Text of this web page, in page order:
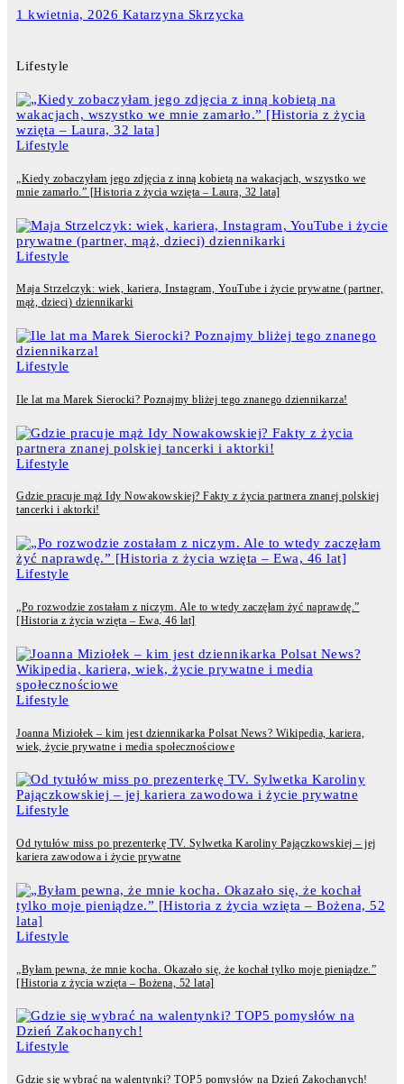
1 kwietnia, 2026 Katarzyna Skrzycka
Lifestyle
Lifestyle
„Kiedy zobaczyłam jego zdjęcia z inną kobietą na wakacjach, wszystko we
mnie zamarło.” [Historia z życia wzięta – Laura, 32 lata]
Lifestyle
Maja Strzelczyk: wiek, kariera, Instagram, YouTube i życie prywatne (partner,
mąż, dzieci) dziennikarki
Lifestyle
Ile lat ma Marek Sierocki? Poznajmy bliżej tego znanego dziennikarza!
Lifestyle
Gdzie pracuje mąż Idy Nowakowskiej? Fakty z życia partnera znanej polskiej
tancerki i aktorki!
Lifestyle
„Po rozwodzie zostałam z niczym. Ale to wtedy zaczęłam żyć naprawdę.”
[Historia z życia wzięta – Ewa, 46 lat]
Lifestyle
Joanna Miziołek – kim jest dziennikarka Polsat News? Wikipedia, kariera,
wiek, życie prywatne i media społecznościowe
Lifestyle
Od tytułów miss po prezenterkę TV. Sylwetka Karoliny Pajączkowskiej – jej
kariera zawodowa i życie prywatne
Lifestyle
„Byłam pewna, że mnie kocha. Okazało się, że kochał tylko moje pieniądze.”
[Historia z życia wzięta – Bożena, 52 lata]
Lifestyle
Gdzie się wybrać na walentynki? TOP5 pomysłów na Dzień Zakochanych!